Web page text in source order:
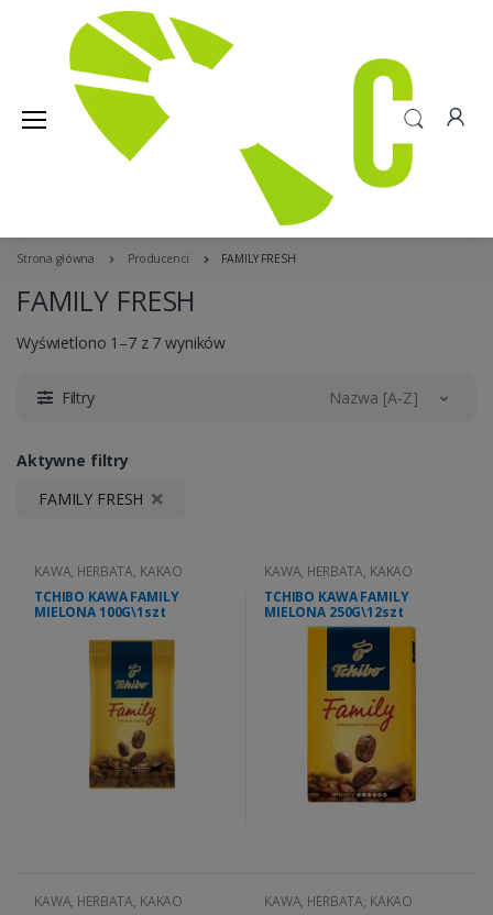
Strona główna Producenci FAMILY FRESH
FAMILY FRESH
Wyświetlono 1–7 z 7 wyników
Filtry Nazwa [A-Z]
Aktywne filtry
FAMILY FRESH
KAWA, HERBATA, KAKAO
TCHIBO KAWA FAMILY
MIELONA 100G\1szt
KAWA, HERBATA, KAKAO
TCHIBO KAWA FAMILY
MIELONA 250G\12szt
KAWA, HERBATA, KAKAO
KAWA, HERBATA, KAKAO